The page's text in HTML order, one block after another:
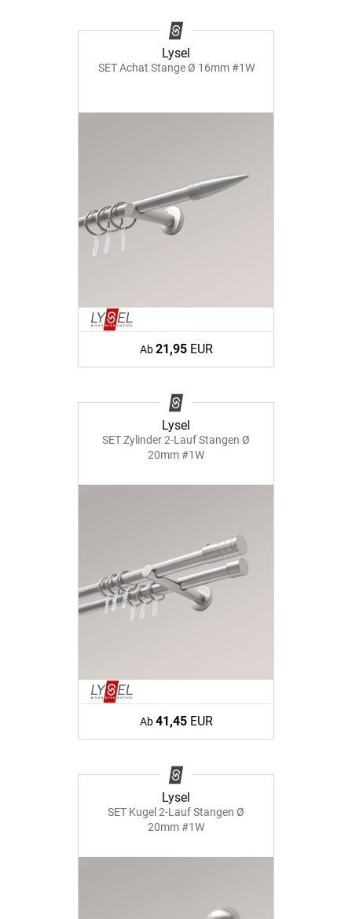
Lysel
SET Achat Stange Ø 16mm #1W
Ab21,95EUR
Lysel
SET Zylinder 2-Lauf Stangen Ø
20mm #1W
Ab41,45EUR
Lysel
SET Kugel 2-Lauf Stangen Ø
20mm #1W